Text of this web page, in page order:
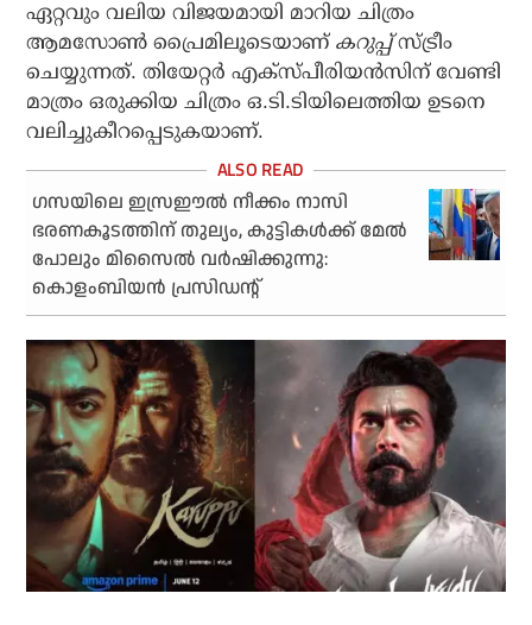
ഏറ്റവും വലിയ വിജയമായി മാറിയ ചിത്രം
ആമസോണ്‍ പ്രൈമിലൂടെയാണ് കറുപ്പ്സ്ട്രീം
ചെയ്യുന്നത്. തിയേറ്റര്‍ എക്‌സ്പീരിയന്‍സിന് വേണ്ടി
മാത്രം ഒരുക്കിയ ചിത്രം ഒ.ടി.ടിയിലെത്തിയ ഉടനെ
വലിച്ചുകീറപ്പെടുകയാണ്.
ഗസയിലെ ഇസ്രഈല്‍ നീക്കം നാസി
ഭരണകൂടത്തിന് തുല്യം, കുട്ടികള്‍ക്ക് മേല്‍
പോലും മിസൈല്‍ വര്‍ഷിക്കുന്നു:
കൊളംബിയന്‍ പ്രസിഡന്റ്